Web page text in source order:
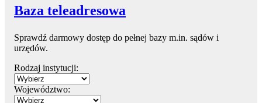
Baza teleadresowa
Sprawdź darmowy dostęp do pełnej bazy m.in. sądów i
urzędów.
Rodzaj instytucji:
Województwo: